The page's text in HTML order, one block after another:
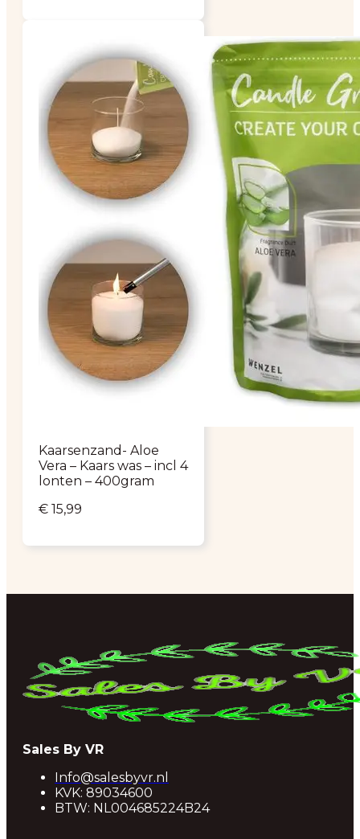
Kaarsenzand- Aloe
Vera – Kaars was – incl 4
lonten – 400gram
€ 15,99
Sales By VR
Info@salesbyvr.nl
KVK: 89034600
BTW: NL004685224B24